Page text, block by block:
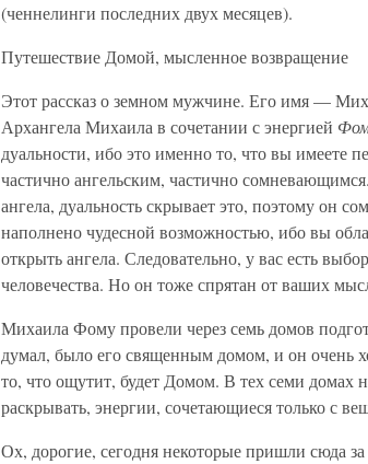
(ченнелинги последних двух месяцев).
Путешествие Домой, мысленное возвращение
Этот рассказ о земном мужчине. Его имя —
Архангела Михаила в сочетании с энергией
дуальности, ибо это именно то, что вы имеете
частично ангельским, частично
ангела, дуальность скрывает это, поэтому он
наполнено чудесной возможностью, ибо вы
открыть ангела. Следовательно, у вас есть
человечества. Но он тоже спрятан от ваших
Михаила Фому провели через семь домов
думал, было его священным домом, и он очень
то, что ощутит, будет Домом. В тех семи домах
раскрывать, энергии, сочетающиеся только с
Ох, дорогие, сегодня некоторые пришли сюда